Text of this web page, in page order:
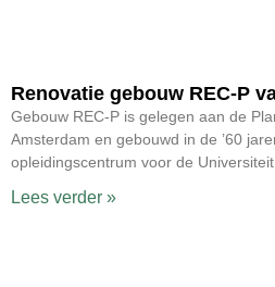
Renovatie gebouw REC-P
Gebouw REC-P is gelegen aan de
Amsterdam en gebouwd in de ’60
opleidingscentrum voor de Universiteit
Lees verder »